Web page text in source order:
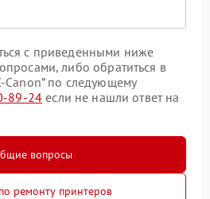
с приведенными ниже
либо обратиться в
Canon” по следующему
89-24 если не нашли ответ на
вопросы
ремонту принтеров